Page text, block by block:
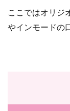
ここではオリジ
やインモードの